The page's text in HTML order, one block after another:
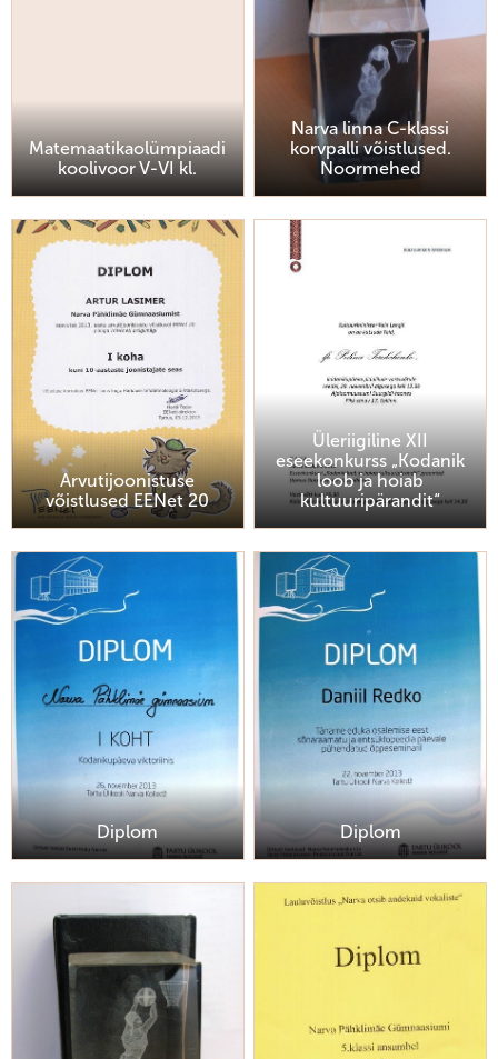
Matemaatikaolümpiaadi
koolivoor V-VI kl.
Narva linna C-klassi
korvpalli võistlused.
Noormehed
Arvutijoonistuse
võistlused EENet 20
Üleriigiline XII
eseekonkurss „Kodanik
loob ja hoiab
kultuuripärandit“
Diplom Diplom